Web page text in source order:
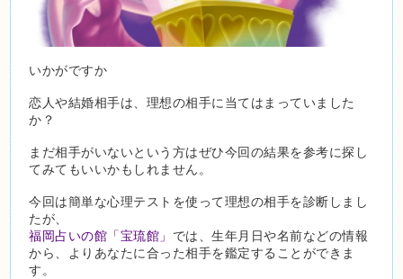
いかがですか
恋人や結婚相手は、理想の相手に当てはまっていました
か？
まだ相手がいないという方はぜひ今回の結果を参考に探し
てみてもいいかもしれません。
今回は簡単な心理テストを使って理想の相手を診断しまし
たが、
福岡占いの館「宝琉館」 では、生年月日や名前などの情報
から、よりあなたに合った相手を鑑定することができま
す。